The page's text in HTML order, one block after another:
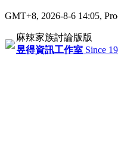
GMT+8, 2026-8-6 14:05,
麻辣家族討論版版
昱得資訊工作室 Since